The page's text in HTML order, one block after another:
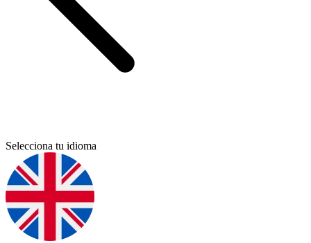
Selecciona tu idioma